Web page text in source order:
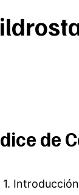
de
1. Introducción